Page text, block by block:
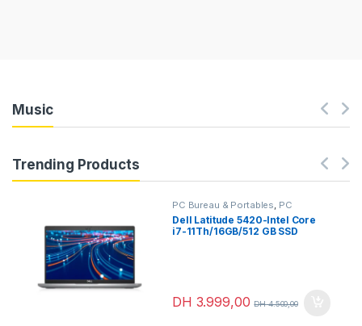
Music
Trending Products
PC Bureau & Portables, PC
Portables Portables
professionnels
Dell Latitude 5420-Intel Core
i7-11Th/16GB/512 GB SSD
DH 3.999,00 DH4.500,00